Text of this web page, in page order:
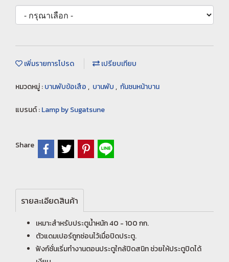
เพิ่มรายการโปรด เปรียบเทียบ
หมวดหมู่ :บานพับข้อเสือ, บานพับ, กันชนหน้าบาน
แบรนด์ :Lamp by Sugatsune
Share
รายละเอียดสินค้า
เหมาะสำหรับประตูน้ำหนัก 40 - 100 กก.
ตัวแดมเปอร์ถูกซ่อนไว้เมื่อปิดประตู.
ฟังก์ชั่นเริ่มทำงานตอนประตูใกล้ปิดสนิท ช่วยให้ประตูปิดได้